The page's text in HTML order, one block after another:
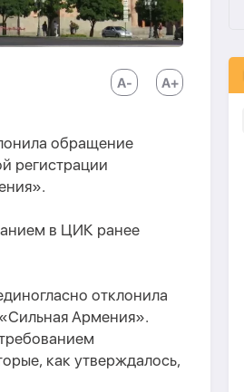
обращение
регистрации
в ЦИК ранее
отклонила
Армения».
как утверждалось,